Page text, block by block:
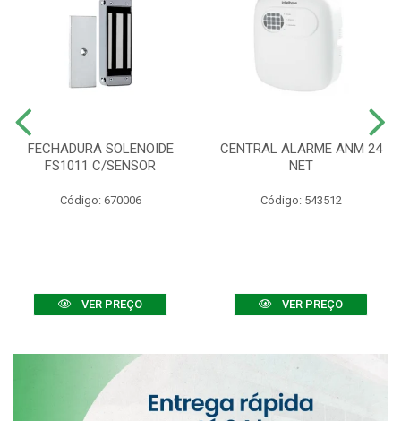
FECHADURA SOLENOIDE
FS1011 C/SENSOR
Código: 670006
VER PREÇO
CENTRAL ALARME ANM 24
NET
Código: 543512
VER PREÇO